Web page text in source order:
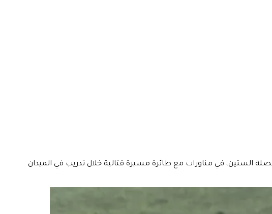
الستين، في مناورات مع طائرة مسيرة قتالية خلال تدريب في الميدان